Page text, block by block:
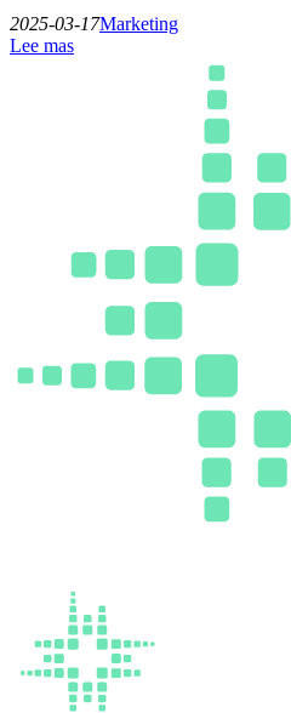
2025-03-17Marketing
Lee mas